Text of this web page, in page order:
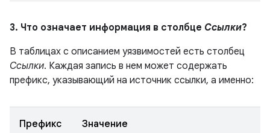
3. Что означает информация в столбце Ссылки?
В таблицах с описанием уязвимостей есть столбец
Ссылки. Каждая запись в нем может содержать
префикс, указывающий на источник ссылки, а именно:
Префикс Значение